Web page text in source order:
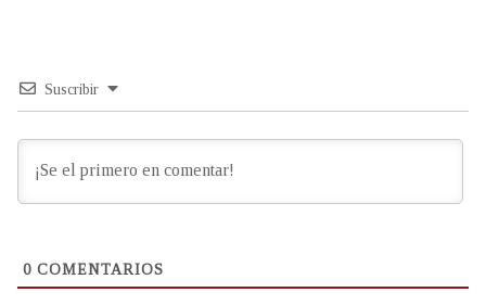
Suscribir
0 COMENTARIOS